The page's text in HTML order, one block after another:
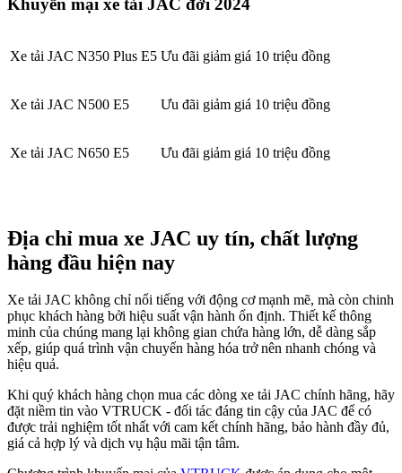
Khuyến mại xe tải JAC đời 2024
Xe tải JAC N350 Plus E5 Ưu đãi giảm giá 10 triệu đồng
Xe tải JAC N500 E5 Ưu đãi giảm giá 10 triệu đồng
Xe tải JAC N650 E5 Ưu đãi giảm giá 10 triệu đồng
Địa chỉ mua xe JAC uy tín, chất lượng
hàng đầu hiện nay
Xe tải JAC không chỉ nổi tiếng với động cơ mạnh mẽ, mà còn chinh
phục khách hàng bởi hiệu suất vận hành ổn định. Thiết kế thông
minh của chúng mang lại không gian chứa hàng lớn, dễ dàng sắp
xếp, giúp quá trình vận chuyển hàng hóa trở nên nhanh chóng và
hiệu quả.
Khi quý khách hàng chọn mua các dòng xe tải JAC chính hãng, hãy
đặt niềm tin vào VTRUCK - đối tác đáng tin cậy của JAC để có
được trải nghiệm tốt nhất với cam kết chính hãng, bảo hành đầy đủ,
giá cả hợp lý và dịch vụ hậu mãi tận tâm.